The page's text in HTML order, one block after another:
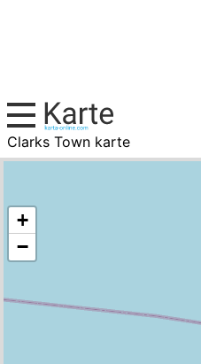
Clarks Town karte
Jamaika, Städte-Liste
+
−